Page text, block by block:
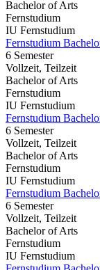
Bachelor of Arts
Fernstudium
IU Fernstudium
Fernstudium
6 Semester
Vollzeit, Teilzeit
Bachelor of Arts
Fernstudium
IU Fernstudium
Fernstudium
6 Semester
Vollzeit, Teilzeit
Bachelor of Arts
Fernstudium
IU Fernstudium
Fernstudium
6 Semester
Vollzeit, Teilzeit
Bachelor of Arts
Fernstudium
IU Fernstudium